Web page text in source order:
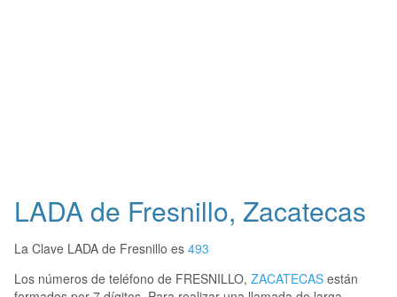
LADA de Fresnillo, Zacatecas
La Clave LADA de Fresnillo es 493
Los números de teléfono de FRESNILLO, ZACATECAS están